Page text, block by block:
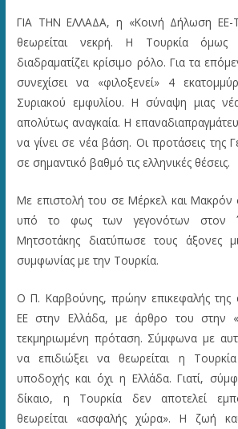
ΓΙΑ ΤΗΝ ΕΛΛΑΔΑ, η «Κοινή Δήλωση ΕΕ-
θεωρείται νεκρή. Η Τουρκία όμως
διαδραματίζει κρίσιμο ρόλο. Για τα
συνεχίσει να «φιλοξενεί» 4
Συριακού εμφυλίου. Η σύναψη μιας
απολύτως αναγκαία. Η
να γίνει σε νέα βάση. Οι προτάσεις της
σε σημαντικό βαθμό τις ελληνικές θέσεις.
Με επιστολή του σε Μέρκελ και Μακρόν
υπό το φως των γεγονότων στον
Μητσοτάκης διατύπωσε τους άξονες
συμφωνίας με την Τουρκία.
Ο Π. Καρβούνης, πρώην επικεφαλής της
ΕΕ στην Ελλάδα, με άρθρο του στην
τεκμηριωμένη πρόταση. Σύμφωνα με
να επιδιώξει να θεωρείται η
υποδοχής και όχι η Ελλάδα. Γιατί,
δίκαιο, η Τουρκία δεν αποτελεί
θεωρείται «ασφαλής χώρα». Η ζωή